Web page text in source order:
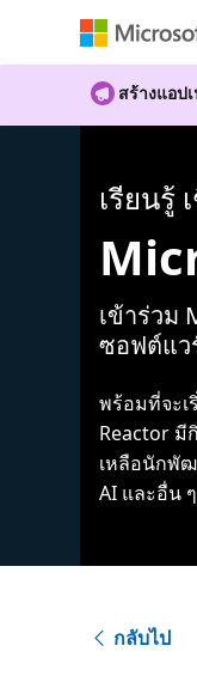
สร้างแอป
เรียนรู้
เข้าร่วม
ซอฟต์แว
พร้อมที่จะ
Reactor มี
เหลือนักพั
AI และอื่น
กลับไป